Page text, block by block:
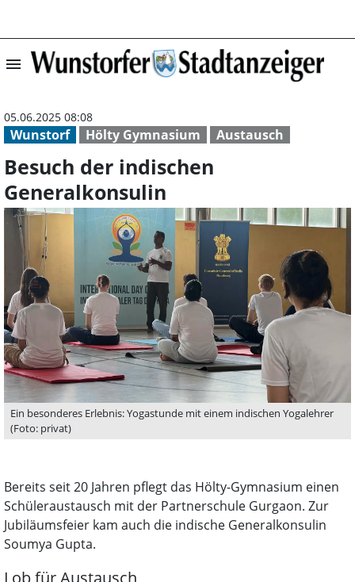
menu Besuch der
Wunstorf Hölty Gymnasium Austausch
05.06.2025 08:08
Besuch der indischen
Generalkonsulin
Ein besonderes Erlebnis: Yogastunde mit einem indischen Yogalehrer
(Foto: privat)
Bereits seit 20 Jahren pflegt das Hölty-Gymnasium einen
Schüleraustausch mit der Partnerschule Gurgaon. Zur
Jubiläumsfeier kam auch die indische Generalkonsulin
Soumya Gupta.